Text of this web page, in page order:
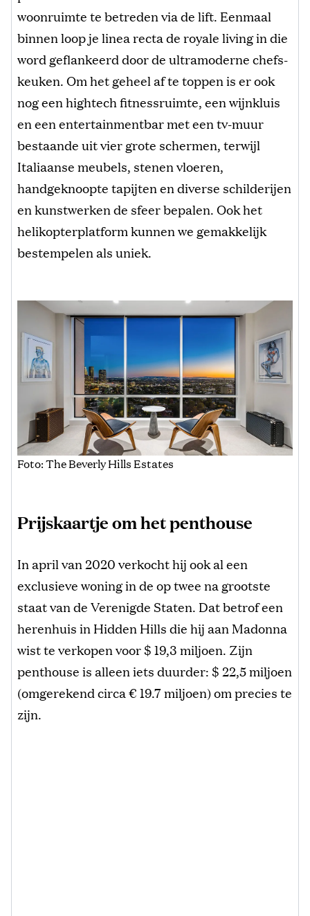
woonruimte te betreden via de lift. Eenmaal
binnen loop je linea recta de royale living in die
word geflankeerd door de ultramoderne chefs-
keuken. Om het geheel af te toppen is er ook
nog een hightech fitnessruimte, een wijnkluis
en een entertainmentbar met een tv-muur
bestaande uit vier grote schermen, terwijl
Italiaanse meubels, stenen vloeren,
handgeknoopte tapijten en diverse schilderijen
en kunstwerken de sfeer bepalen. Ook het
helikopterplatform kunnen we gemakkelijk
bestempelen als uniek.
Foto: The Beverly Hills Estates
Prijskaartje om het penthouse
In april van 2020 verkocht hij ook al een
exclusieve woning in de op twee na grootste
staat van de Verenigde Staten. Dat betrof een
herenhuis in Hidden Hills die hij aan Madonna
wist te verkopen voor $ 19,3 miljoen. Zijn
penthouse is alleen iets duurder: $ 22,5 miljoen
(omgerekend circa € 19.7 miljoen) om precies te
zijn.